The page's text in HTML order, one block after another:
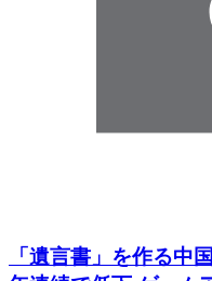
「遺言書」を作る